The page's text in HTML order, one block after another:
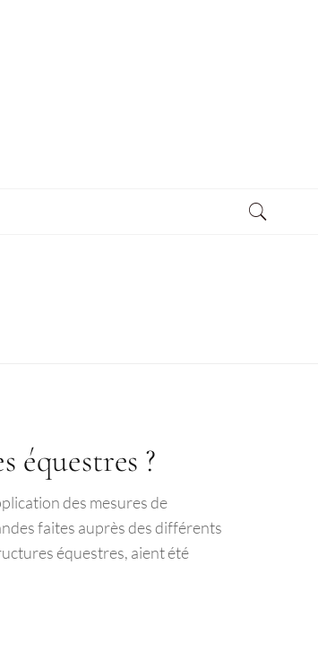
équestres ?
des mesures de
faites auprès des différents
équestres, aient été